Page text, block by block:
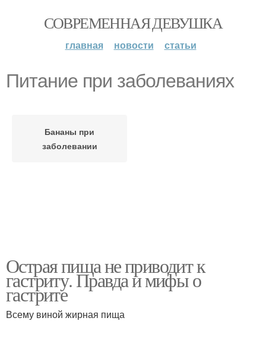
СОВРЕМЕННАЯ ДЕВУШКА
главная новости статьи
Питание при заболеваниях
Бананы при
заболевании
Острая пища не приводит к
гастриту. Правда и мифы о
гастрите
Всему виной жирная пища